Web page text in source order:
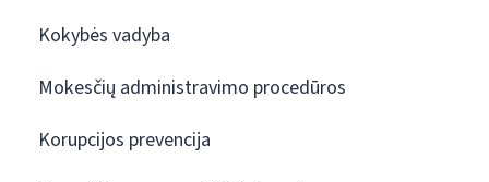
Kokybės vadyba
Mokesčių administravimo procedūros
Korupcijos prevencija